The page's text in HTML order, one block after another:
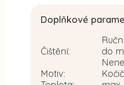
Doplňkové
Čištění:
do
Motiv: